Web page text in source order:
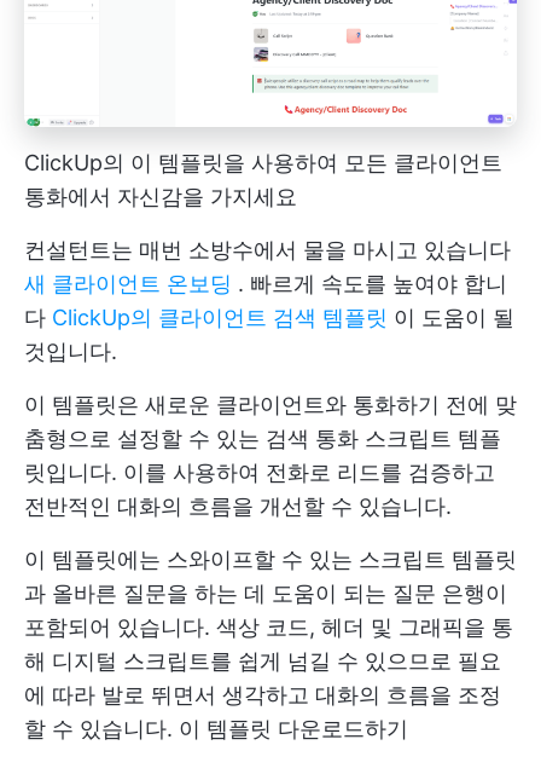
ClickUp의 이 템플릿을 사용하여 모든 클라이언트
통화에서 자신감을 가지세요
컨설턴트는 매번 소방수에서 물을 마시고 있습니다
새 클라이언트 온보딩 . 빠르게 속도를 높여야 합니
다 ClickUp의 클라이언트 검색 템플릿 이 도움이 될
것입니다.
이 템플릿은 새로운 클라이언트와 통화하기 전에 맞
춤형으로 설정할 수 있는 검색 통화 스크립트 템플
릿입니다. 이를 사용하여 전화로 리드를 검증하고
전반적인 대화의 흐름을 개선할 수 있습니다.
이 템플릿에는 스와이프할 수 있는 스크립트 템플릿
과 올바른 질문을 하는 데 도움이 되는 질문 은행이
포함되어 있습니다. 색상 코드, 헤더 및 그래픽을 통
해 디지털 스크립트를 쉽게 넘길 수 있으므로 필요
에 따라 발로 뛰면서 생각하고 대화의 흐름을 조정
할 수 있습니다. 이 템플릿 다운로드하기